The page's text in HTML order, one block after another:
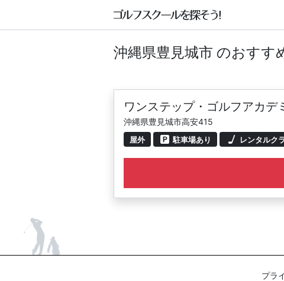
沖縄県豊見城市 のおす
ワンステップ・ゴルフアカデ
沖縄県豊見城市高安415
屋外 駐車場あり レンタルク
プラ